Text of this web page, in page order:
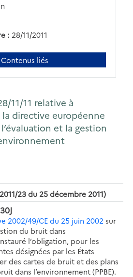
: 28/11/2011
Contenus liés
11/11 relative à
directive européenne
et la gestion
23 du 25 décembre 2011)
2002/49/CE du 25 juin 2002 sur
du bruit dans
l’obligation, pour les
désignées par les États
des cartes de bruit et des plans
dans l’environnement (PPBE).